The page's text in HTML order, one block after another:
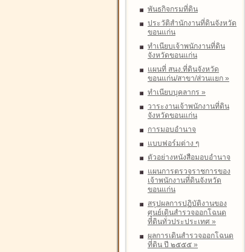
พันธกิจกรมที่ดิน
ประวัติสำนักงานที่ดินจังหวัด
ขอนแก่น
ทำเนียบเจ้าพนักงานที่ดิน
จังหวัดขอนแก่น
แผนที่ สนง.ที่ดินจังหวัด
ขอนแก่น/สาขา/ส่วนแยก »
ทำเนียบบุคลากร »
วาระงานเจ้าพนักงานที่ดิน
จังหวัดขอนแก่น
การมอบอำนาจ
แบบฟอร์มต่าง ๆ
ตัวอย่างหนังสือมอบอำนาจ
แผนการตรวจราชการของ
เจ้าพนักงานที่ดินจังหวัด
ขอนแก่น
สรุปผลการปฏิบัติงานของ
ศูนย์เดินสำรวจออกโฉนด
ที่ดินทั่วประประเทศ »
ผลการเดินสำรวจออกโฉนด
ที่ดิน ปี ๒๕๕๕ »